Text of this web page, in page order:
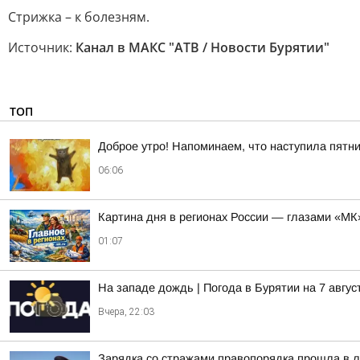
Стрижка – к болезням.
Источник: Канал в МАКС "АТВ / Новости Бурятии"
ТОП
Доброе утро! Напоминаем, что наступила
06:06
Картина дня в регионах России — глазами
01:07
На западе дождь | Погода в Бурятии на 7
Вчера, 22:03